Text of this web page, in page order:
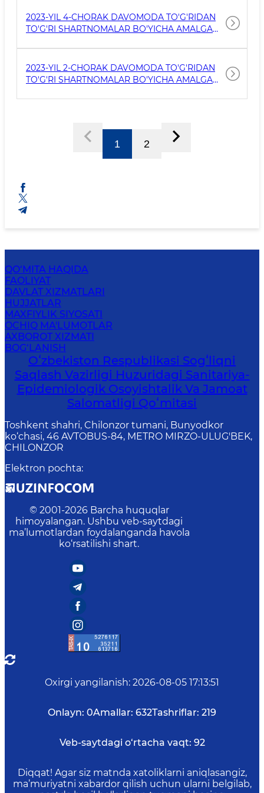
2023-YIL 4-CHORAK DAVOMODA TO'G'RIDAN
TO'G'RI SHARTNOMALAR BO'YICHA AMALGA
2023-YIL 2-CHORAK DAVOMODA TO'G'RIDAN
TO'G'RI SHARTNOMALAR BO'YICHA AMALGA
1 2
QO‘MITA HAQIDA
FAOLIYAT
DAVLAT XIZMATLARI
HUJJATLAR
MAXFIYLIK SIYOSATI
OCHIQ MA'LUMOTLAR
AXBOROT XIZMATI
BOG‘LANISH
Oʻzbekiston Respublikasi Sogʻliqni
Saqlash Vazirligi Huzuridagi Sanitariya-
Epidemiologik Osoyishtalik Va Jamoat
Salomatligi Qoʻmitasi
Toshkent shahri, Chilonzor tumani, Bunyodkor
ko‘chasi, 46 AVTOBUS-84, METRO MIRZO-ULUG'BEK,
CHILONZOR
Elektron pochta:
© 2001-2026 Barcha huquqlar
himoyalangan. Ushbu veb-saytdagi
ma’lumotlardan foydalanganda havola
ko‘rsatilishi shart.
Oxirgi yangilanish: 2026-08-05 17:13:51
Onlayn: 0Amallar: 632Tashriflar: 219
Veb-saytdagi o‘rtacha vaqt: 92
Diqqat! Agar siz matnda xatoliklarni aniqlasangiz,
ma’muriyatni xabardor qilish uchun ularni belgilab,